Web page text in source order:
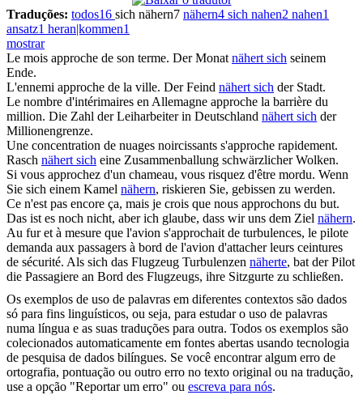
Traduções: todos16 sich nähern7 nähern4 sich nahen2 nahen1
ansatz1 heran|kommen1
mostrar
Le mois approche de son terme. Der Monatnähert sich seinem
Ende.
L'ennemi approche de la ville. Der Feind nähert sich der Stadt.
Le nombre d'intérimaires en Allemagne approche la barrière du
million. Die Zahl der Leiharbeiter in Deutschland nähert sich der
Millionengrenze.
Une concentration de nuages noircissants s'approche rapidement.
Rasch nähert sich eine Zusammenballung schwärzlicher Wolken.
Si vous approchez d'un chameau, vous risquez d'être mordu. Wenn
Sie sich einem Kamel nähern, riskieren Sie, gebissen zu werden.
Ce n'est pas encore ça, mais je crois que nous approchons du but.
Das ist es noch nicht, aber ich glaube, dass wir uns dem Ziel nähern.
Au fur et à mesure que l'avion s'approchaitde turbulences, le pilote
demanda aux passagers à bord de l'avion d'attacher leurs ceintures
de sécurité. Als sich das Flugzeug Turbulenzen näherte, bat der Pilot
die Passagiere an Bord des Flugzeugs, ihre Sitzgurte zu schließen.
Os exemplos de uso de palavras em diferentes contextos são dados
só para fins linguísticos, ou seja, para estudar o uso de palavras
numa língua e as suas traduções para outra. Todos os exemplos são
colecionados automaticamente em fontes abertas usando tecnologia
de pesquisa de dados bilíngues. Se você encontrar algum erro de
ortografia, pontuação ou outro erro no texto original ou na tradução,
use a opção "Reportar um erro" ou escreva para nós.